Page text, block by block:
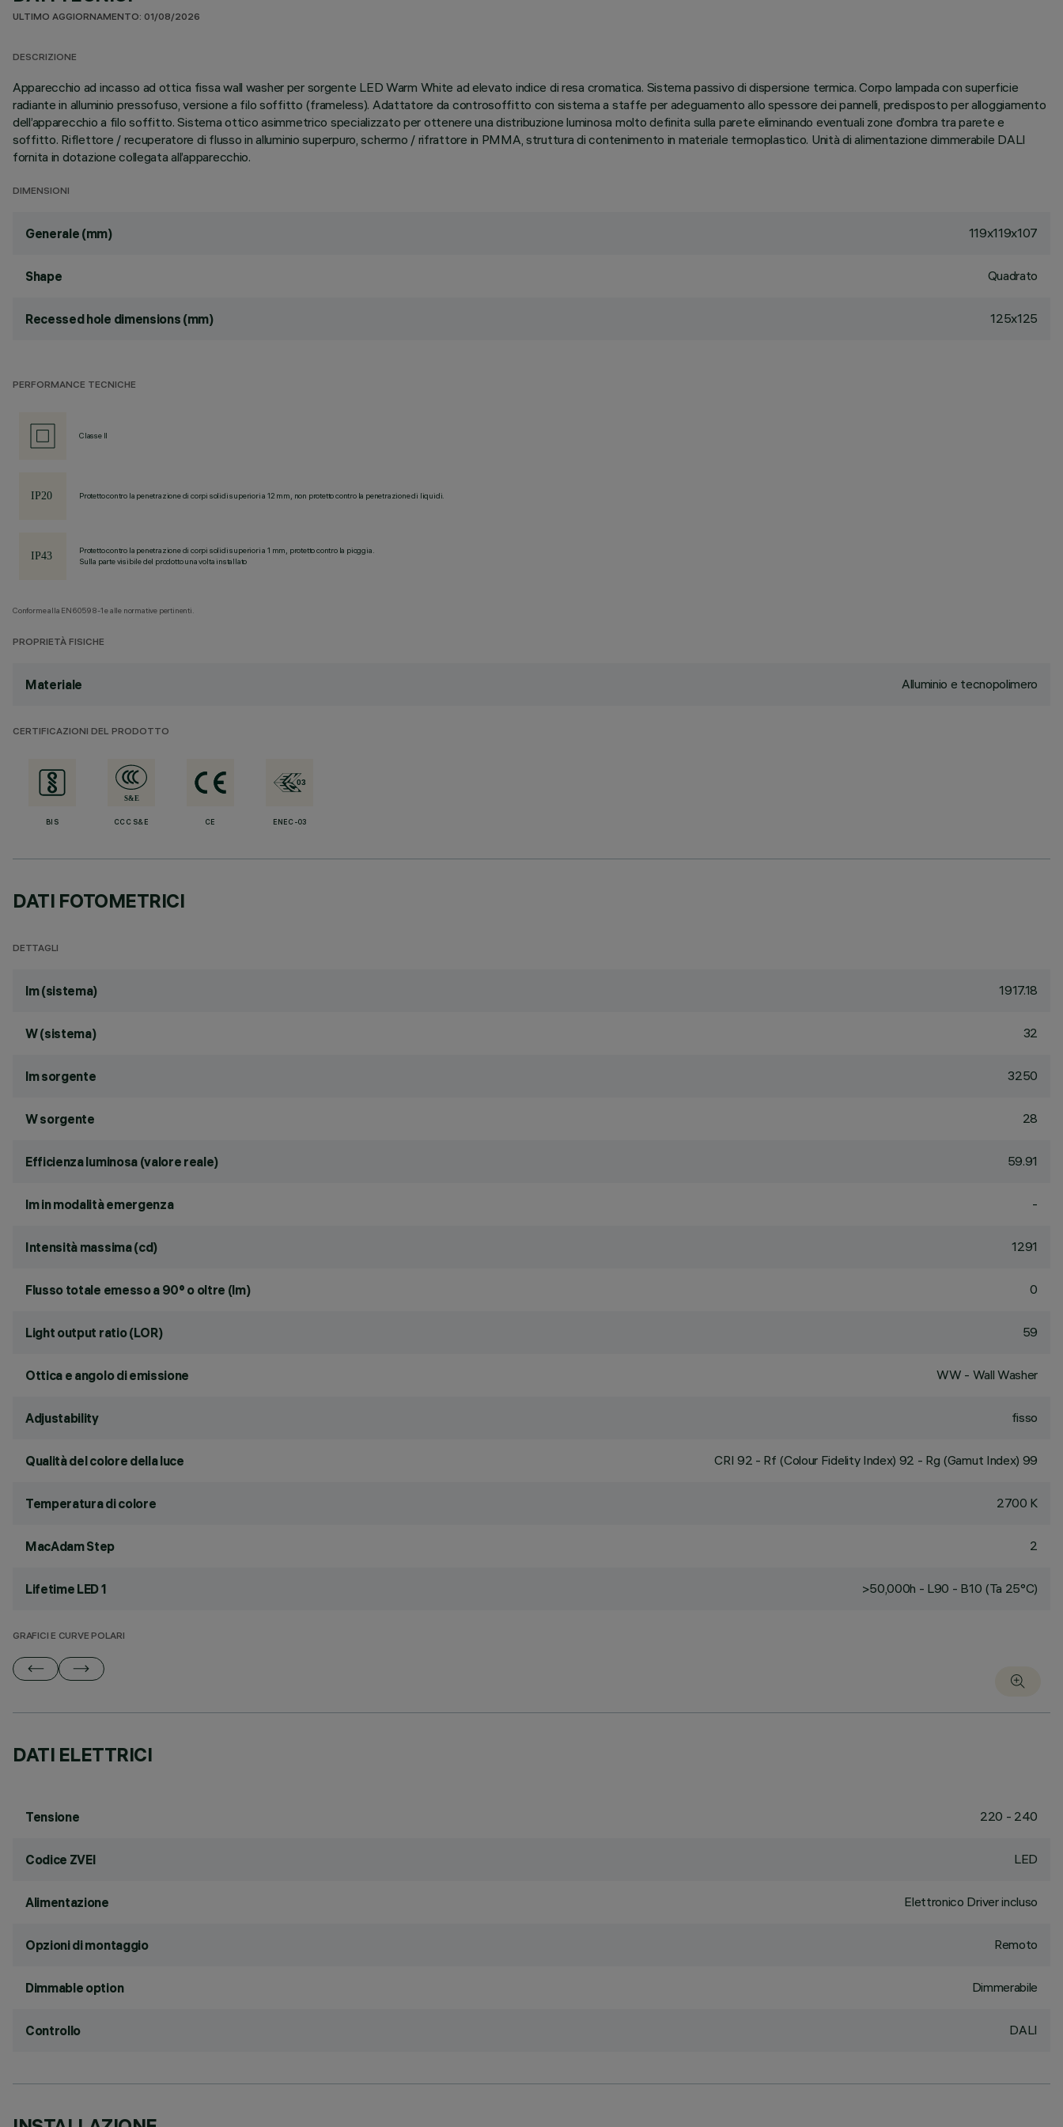
ULTIMO AGGIORNAMENTO: 01/08/2026
DESCRIZIONE
Apparecchio ad incasso ad ottica fissa wall washer per sorgente LED Warm White ad elevato indice di resa cromatica. Sistema passivo di dispersione termica. Corpo lampada con superficie
radiante in alluminio pressofuso, versione a filo soffitto (frameless). Adattatore da controsoffitto con sistema a staffe per adeguamento allo spessore dei pannelli, predisposto per alloggiamento
dell’apparecchio a filo soffitto. Sistema ottico asimmetrico specializzato per ottenere una distribuzione luminosa molto definita sulla parete eliminando eventuali zone d’ombra tra parete e
soffitto. Riflettore / recuperatore di flusso in alluminio superpuro, schermo / rifrattore in PMMA, struttura di contenimento in materiale termoplastico. Unità di alimentazione dimmerabile DALI
fornita in dotazione collegata all’apparecchio.
DIMENSIONI
Generale (mm) 119x119x107
Shape Quadrato
Recessed hole dimensions (mm) 125x125
PERFORMANCE TECNICHE
Classe II
Protetto contro la penetrazione di corpi solidi superiori a 12 mm, non protetto contro la penetrazione di liquidi.
Protetto contro la penetrazione di corpi solidi superiori a 1 mm, protetto contro la pioggia.
Sulla parte visibile del prodotto una volta installato
Conforme alla EN60598-1 e alle normative pertinenti.
PROPRIETÀ FISICHE
Materiale Alluminio e tecnopolimero
CERTIFICAZIONI DEL PRODOTTO
BIS CCC S&E CE ENEC-03
DATI FOTOMETRICI
DETTAGLI
lm (sistema) 1917.18
W (sistema) 32
lm sorgente 3250
W sorgente 28
Efficienza luminosa (valore reale) 59.91
lm in modalità emergenza -
Intensità massima (cd) 1291
Flusso totale emesso a 90° o oltre (lm) 0
Light output ratio (LOR) 59
Ottica e angolo di emissione WW - Wall Washer
Adjustability fisso
Qualità del colore della luce CRI 92 - Rf (Colour Fidelity Index) 92 - Rg (Gamut Index) 99
Temperatura di colore 2700 K
MacAdam Step 2
Lifetime LED 1 >50,000h - L90 - B10 (Ta 25°C)
GRAFICI E CURVE POLARI
DATI ELETTRICI
Tensione 220 - 240
Codice ZVEI LED
Alimentazione Elettronico Driver incluso
Opzioni di montaggio Remoto
Dimmable option Dimmerabile
Controllo DALI